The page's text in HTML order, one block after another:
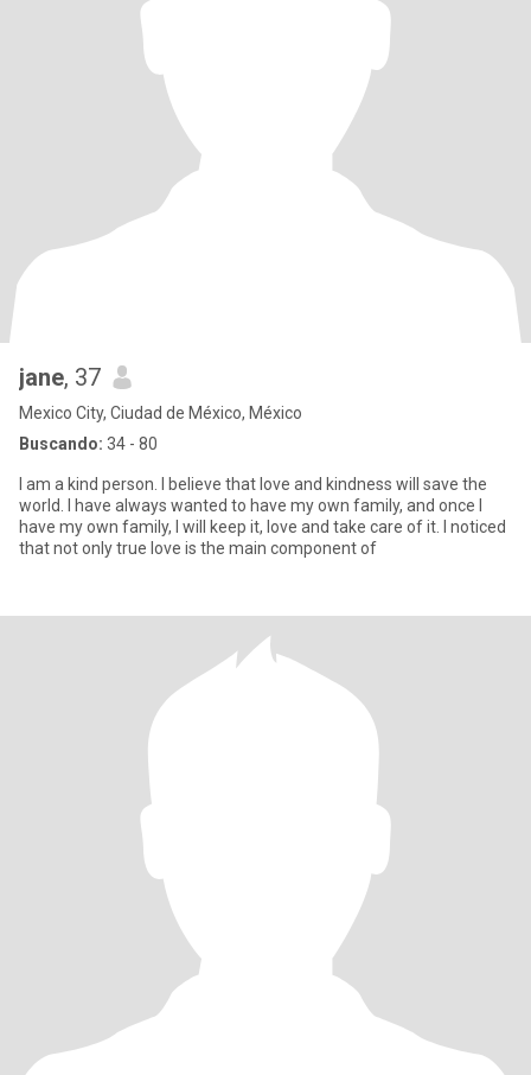
jane, 37
Mexico City, Ciudad de México, México
Buscando: 34 - 80
I am a kind person. I believe that love and kindness will save the
world. I have always wanted to have my own family, and once I
have my own family, I will keep it, love and take care of it. I noticed
that not only true love is the main component of